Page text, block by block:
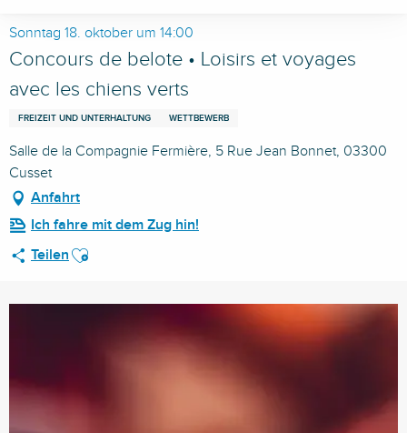
Sonntag 18. oktober um 14:00
Concours de belote • Loisirs et voyages
avec les chiens verts
FREIZEIT UND UNTERHALTUNG WETTBEWERB
Salle de la Compagnie Fermière, 5 Rue Jean Bonnet, 03300
Cusset
Anfahrt
Ich fahre mit dem Zug hin!
Teilen Ajouter aux favoris